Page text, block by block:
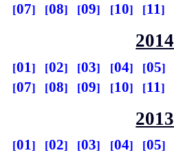
07
08 09 10 11
2014
01 02 03 04 05
07
08 09 10 11
2013
01 02 03 04 05